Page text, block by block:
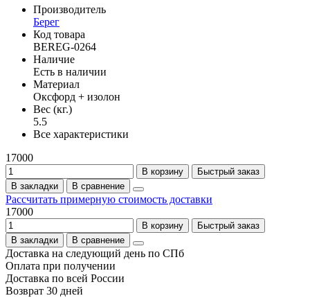
Производитель
Берег
Код товара
BEREG-0264
Наличие
Есть в наличии
Материал
Оксфорд + изолон
Вес (кг.)
5.5
Все характеристики
17000
В корзину
Быстрый заказ
В закладки
В сравнение
Рассчитать примерную стоимость доставки
17000
В корзину
Быстрый заказ
В закладки
В сравнение
Доставка на следующий день по СПб
Оплата при получении
Доставка по всей России
Возврат 30 дней